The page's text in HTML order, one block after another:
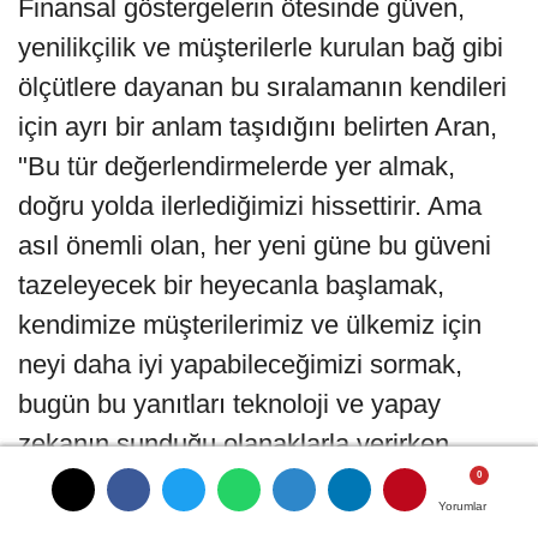
Yorumlar
Yorumlar
Yorumlar
Yorumlar
Finansal göstergelerin ötesinde güven,
yenilikçilik ve müşterilerle kurulan bağ gibi
ölçütlere dayanan bu sıralamanın kendileri
için ayrı bir anlam taşıdığını belirten Aran,
"Bu tür değerlendirmelerde yer almak,
doğru yolda ilerlediğimizi hissettirir. Ama
asıl önemli olan, her yeni güne bu güveni
tazeleyecek bir heyecanla başlamak,
kendimize müşterilerimiz ve ülkemiz için
neyi daha iyi yapabileceğimizi sormak,
bugün bu yanıtları teknoloji ve yapay
zekanın sunduğu olanaklarla verirken
odağımızın her zaman insan olduğunu